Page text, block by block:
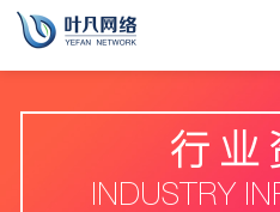
行业
INDUSTRY